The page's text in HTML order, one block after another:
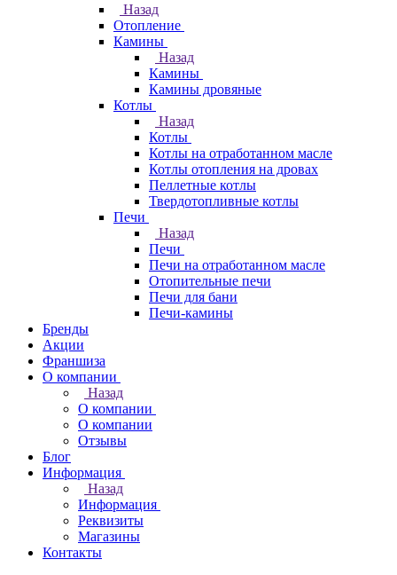
Назад
Отопление
Камины
Назад
Камины
Камины дровяные
Котлы
Назад
Котлы
Котлы на отработанном масле
Котлы отопления на дровах
Пеллетные котлы
Твердотопливные котлы
Печи
Назад
Печи
Печи на отработанном масле
Отопительные печи
Печи для бани
Печи-камины
Бренды
Акции
Франшиза
О компании
Назад
О компании
О компании
Отзывы
Блог
Информация
Назад
Информация
Реквизиты
Магазины
Контакты